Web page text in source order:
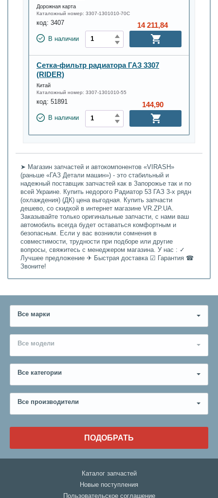
Дорожная карта
Каталожный номер: 3307-1301010-70С
код: 3407
В наличии
14 211,84
Сетка-фильтр радиатора ГАЗ 3307
(RIDER)
Китай
Каталожный номер: 3307-1301010-55
код: 51891
В наличии
144,90
➤ Магазин запчастей и автокомпонентов «VIRASH»
(раньше «ГАЗ Детали машин») - это стабильный и
надежный поставщик запчастей как в Запорожье так и по
всей Украине. Купить недорого Радиатор 53 ГАЗ 3-х рядн
(охлаждения) (ДК) цена выгодная. Купить запчасти
дешево, со скидкой в интернет магазине VR.ZP.UA.
Заказывайте только оригинальные запчасти, с нами ваш
автомобиль всегда будет оставаться комфортным и
безопасным. Если у вас возникли сомнения в
совместимости, трудности при подборе или другие
вопросы, свяжитесь с менеджером магазина. У нас : ✓
Лучшее предложение ✈ Быстрая доставка ☑ Гарантия ☎
Звоните!
Все марки
Все модели
Все категории
Все производители
ПОДОБРАТЬ
Каталог запчастей
Новые поступления
Пользовательское соглашение